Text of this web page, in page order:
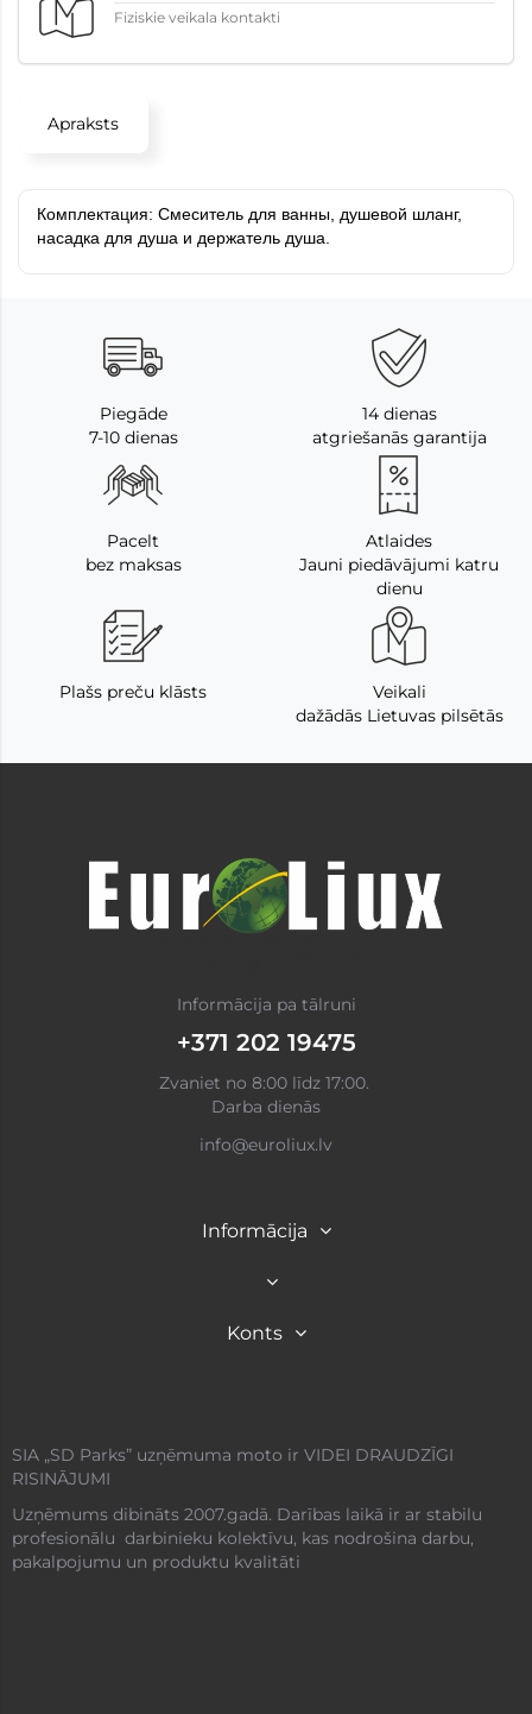
Fiziskie veikala kontakti
Apraksts
Комплектация: Смеситель для ванны, душевой шланг,
насадка для душа и держатель душа.
Piegāde
7-10 dienas
14 dienas
atgriešanās garantija
Pacelt
bez maksas
Atlaides
Jauni piedāvājumi katru
dienu
Plašs preču klāsts
Veikali
dažādās Lietuvas pilsētās
Informācija pa tālruni
+371 202 19475
Zvaniet no 8:00 līdz 17:00.
Darba dienās
info@euroliux.lv
Informācija
Konts
SIA „SD Parks” uzņēmuma moto ir VIDEI DRAUDZĪGI
RISINĀJUMI
Uzņēmums dibināts 2007.gadā. Darības laikā ir ar stabilu
profesionālu darbinieku kolektīvu, kas nodrošina darbu,
pakalpojumu un produktu kvalitāti